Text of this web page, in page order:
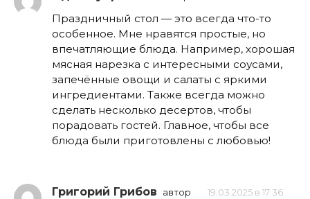
Праздничный стол — это всегда что-то
особенное. Мне нравятся простые, но
впечатляющие блюда. Например, хорошая
мясная нарезка с интересными соусами,
запечённые овощи и салаты с яркими
ингредиентами. Также всегда можно
сделать несколько десертов, чтобы
порадовать гостей. Главное, чтобы все
блюда были приготовлены с любовью!
Григорий Грибов автор 19.03.2025 в 17:36